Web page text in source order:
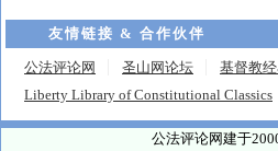
友情链接 & 合作伙伴
公法评论网 圣山网论坛 基督教经
Liberty Library of Constitutional Classics
公法评论网建于